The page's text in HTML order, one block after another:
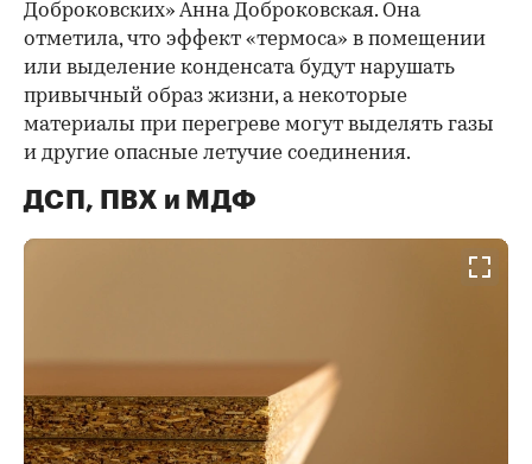
Доброковских» Анна Доброковская. Она
отметила, что эффект «термоса» в помещении
или выделение конденсата будут нарушать
привычный образ жизни, а некоторые
материалы при перегреве могут выделять газы
и другие опасные летучие соединения.
ДСП, ПВХ и МДФ